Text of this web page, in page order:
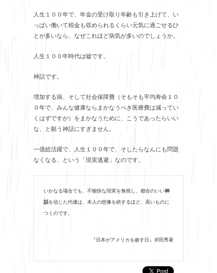
人生１００年で、年金の受け取り年齢も引き上げて、い
っぱい働いて税金も収められるくらい元気に過ごせるひ
とが多いなら、なぜこれほど病気が多いのでしょうか。
人生１００年時代は嘘です。
神話です。
増加する病、そして社会保障費（そもそも平均寿命１０
０年で、みんな健康ならまかなうべき医療費は減ってい
くはずですが）をまかなうために、こうであったらいい
な、と願う神話にすぎません。
一億総活躍で、人生１００年で、そしたらなんにも問題
なくなる、という「現実逃避」なのです。
いかなる場合でも、不愉快な現実を無視し、都合のいい神
話を信じた代価は、本人の想像を絶するほど、高いものに
つくのです。
『日本がアメリカを赦す日』岸田秀著